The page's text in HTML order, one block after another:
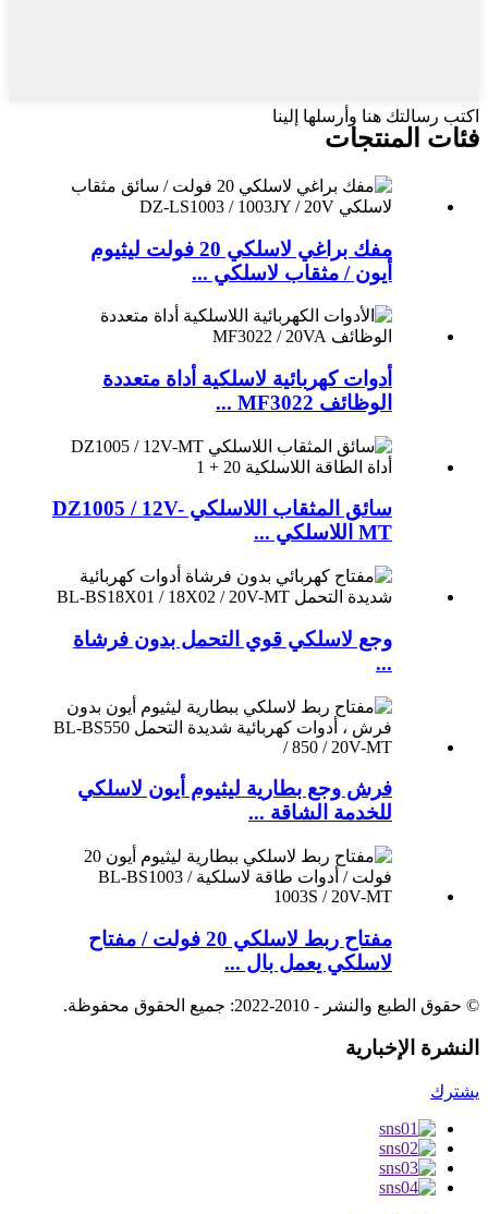
اكتب رسالتك هنا وأرسلها إلينا
فئات المنتجات
مفك براغي لاسلكي 20 فولت ليثيوم
أيون / مثقاب لاسلكي ...
أدوات كهربائية لاسلكية أداة متعددة
الوظائف MF3022 ...
سائق المثقاب اللاسلكي DZ1005 / 12V-
MT اللاسلكي ...
وجع لاسلكي قوي التحمل بدون فرشاة
...
فرش وجع بطارية ليثيوم أيون لاسلكي
للخدمة الشاقة ...
مفتاح ربط لاسلكي 20 فولت / مفتاح
لاسلكي يعمل بال ...
© حقوق الطبع والنشر - 2010-2022: جميع الحقوق محفوظة.
النشرة الإخبارية
يشترك